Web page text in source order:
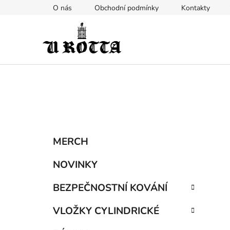
O nás Obchodní podmínky Kontakty
Přeskočit
kategorie
MERCH
NOVINKY
BEZPEČNOSTNÍ KOVÁNÍ
VLOŽKY CYLINDRICKÉ